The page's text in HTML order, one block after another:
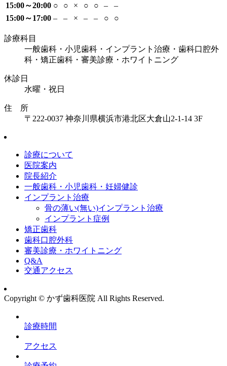
15:00～20:00 ○ ○ × ○ ○ –
–
15:00～17:00 – – × – – ○ ○
診療科目
一般歯科・小児歯科・インプラント治療・歯科口腔外
科・矯正歯科・審美診療・ホワイトニング
休診日
水曜・祝日
住 所
〒222-0037 神奈川県横浜市港北区大倉山2-1-14 3F
診療について
医院案内
院長紹介
一般歯科・小児歯科・妊婦健診
インプラント治療
骨の薄い(無い)インプラント治療
インプラント症例
矯正歯科
歯科口腔外科
審美診療・ホワイトニング
Q&A
交通アクセス
Copyright © かず歯科医院 All Rights Reserved.
診療時間
アクセス